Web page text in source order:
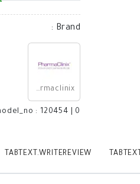
Brand
:
Pharmaclinix
: 120454 0
TABTEXT.WRITEREVIEW